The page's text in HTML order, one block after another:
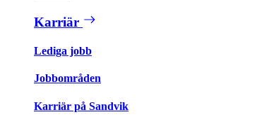
Karriär
Lediga jobb
Jobbområden
Karriär på Sandvik